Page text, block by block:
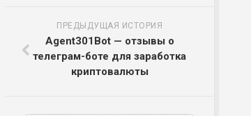
ПРЕДЫДУЩАЯ ИСТОРИЯ
Agent301Bot — отзывы о
телеграм-боте для заработка
криптовалюты